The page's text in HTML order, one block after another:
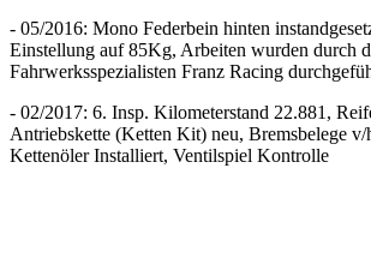
- 05/2016: Mono Federbein hinten
Einstellung auf 85Kg, Arbeiten wurden durch
Fahrwerksspezialisten Franz Racing
- 02/2017: 6. Insp. Kilometerstand 22.881,
Antriebskette (Ketten Kit) neu, Bremsbelege
Kettenöler Installiert, Ventilspiel Kontrolle